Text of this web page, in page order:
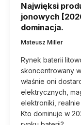
Najwięksi
jonowych
dominacja.
Mateusz Miller
Rynek baterii
skoncentrowany
właśnie oni
elektrycznych,
elektroniki, realnie
Kto dominuje w